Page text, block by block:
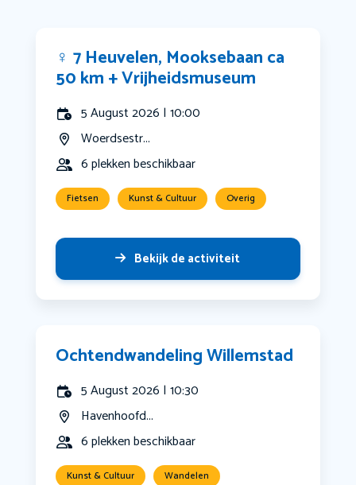
‍♀️ 7 Heuvelen, Mooksebaan ca
50 km + Vrijheidsmuseum
5 August 2026 | 10:00
Woerdsestr...
6 plekken beschikbaar
Fietsen Kunst & Cultuur Overig
Bekijk de activiteit
Ochtendwandeling Willemstad
5 August 2026 | 10:30
Havenhoofd...
6 plekken beschikbaar
Kunst & Cultuur Wandelen